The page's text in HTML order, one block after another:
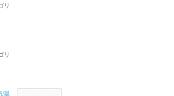
リ
リ
温